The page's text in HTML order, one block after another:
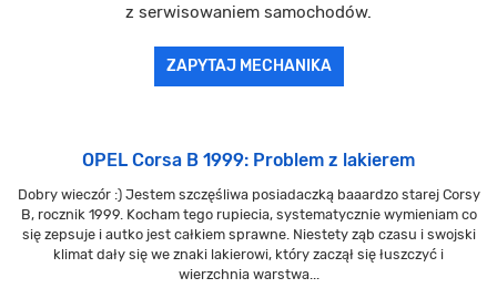
z serwisowaniem samochodów.
ZAPYTAJ MECHANIKA
OPEL Corsa B 1999: Problem z lakierem
Dobry wieczór :) Jestem szczęśliwa posiadaczką baaardzo starej Corsy
B, rocznik 1999. Kocham tego rupiecia, systematycznie wymieniam co
się zepsuje i autko jest całkiem sprawne. Niestety ząb czasu i swojski
klimat dały się we znaki lakierowi, który zaczął się łuszczyć i
wierzchnia warstwa...